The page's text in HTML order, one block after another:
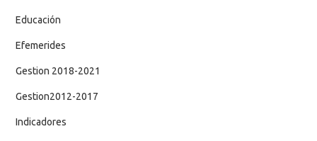
Educación
Efemerides
Gestion 2018-2021
Gestion2012-2017
Indicadores